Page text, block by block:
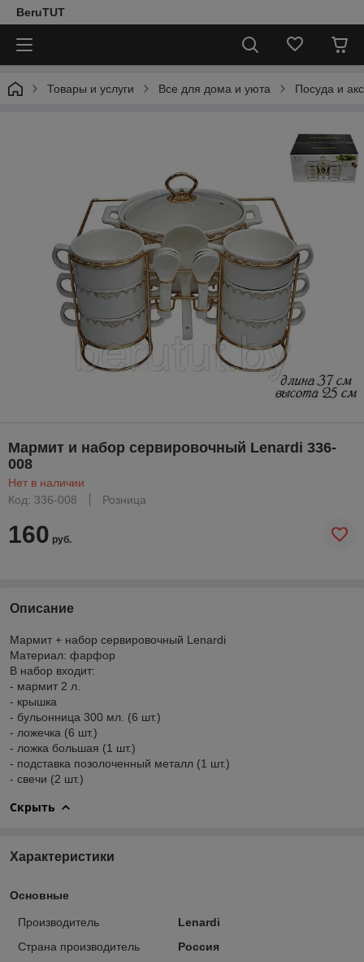
BeruTUT
Товары и услуги Все для дома и уюта Посуда и
Мармит и набор сервировочный Lenardi 336-
008
Нет в наличии
Код: 336-008
Розница
160 руб.
Описание
Мармит + набор сервировочный Lenardi
Материал: фарфор
В набор входит:
- мармит 2 л.
- крышка
- бульонница 300 мл. (6 шт.)
- ложечка (6 шт.)
- ложка большая (1 шт.)
- подставка позолоченный металл (1 шт.)
- свечи (2 шт.)
Скрыть
Характеристики
Основные
Производитель
Lenardi
Страна производитель
Россия